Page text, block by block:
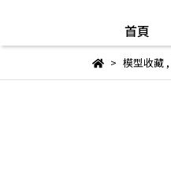
首頁
模型收藏,